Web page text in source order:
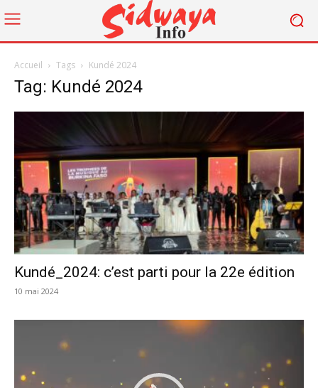
Accueil Tags Kundé 2024
Tag: Kundé 2024
Kundé_2024: c’est parti pour la 22e édition
10 mai 2024